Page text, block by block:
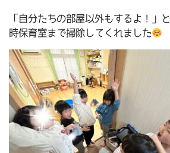
「自分たちの部屋以外もするよ！」
時保育室まで掃除してくれました